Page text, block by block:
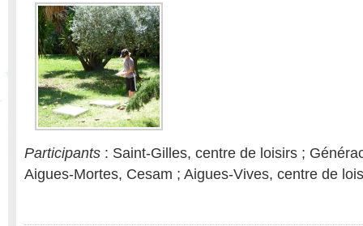
Participants : Saint-Gilles, centre de loisirs ;
Aigues-Mortes, Cesam ; Aigues-Vives, centre de